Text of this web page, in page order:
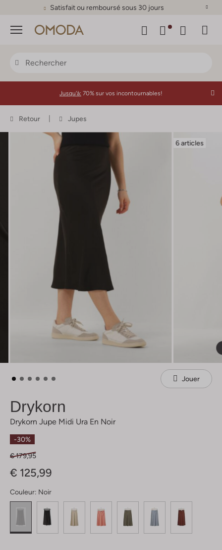
Satisfait ou remboursé sous 30 jours
Menu
Jusqu'à: 70% sur vos incontournables!
Retour Jupes
6 articles
Jouer
Drykorn
Drykorn Jupe Midi Ura En Noir
-30%
€ 179,95
€ 125,99
Couleur: Noir